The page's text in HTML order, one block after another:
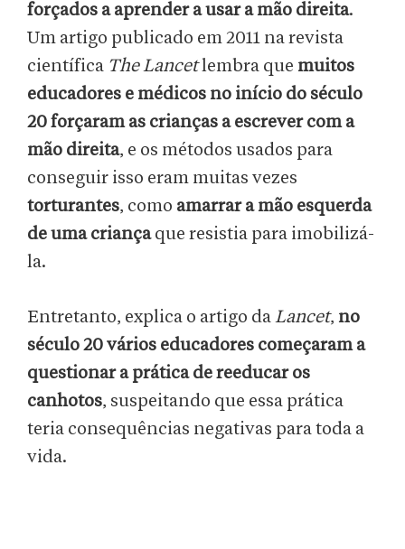
forçados a aprender a usar a mão direita.
Um artigo publicado em 2011 na revista
científica The Lancetlembra que muitos
educadores e médicos no início do século
20 forçaram as crianças a escrever com a
mão direita, e os métodos usados para
conseguir isso eram muitas vezes
torturantes, como amarrar a mão esquerda
de uma criançaque resistia para imobilizá-
la.
Entretanto, explica o artigo daLancet, no
século 20 vários educadores começaram a
questionar a prática de reeducar os
canhotos, suspeitando que essa prática
teria consequências negativas para toda a
vida.